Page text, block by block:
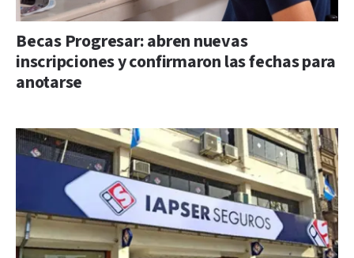
Becas Progresar: abren nuevas
inscripciones y confirmaron las fechas para
anotarse